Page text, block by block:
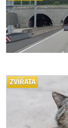
ZVÍŘATA